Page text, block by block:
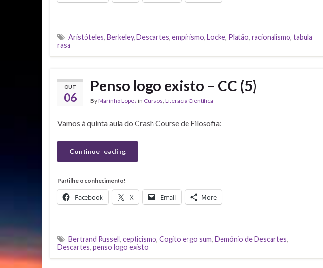
Aristóteles, Berkeley, Descartes, empirismo, Locke, Platão, racionalismo, tabula
rasa
OUT
06
Penso logo existo – CC (5)
ByMarinho Lopes in Cursos, Literacia Científica
Vamos à quinta aula do Crash Course de Filosofia:
Continue reading
Partilhe o conhecimento!
Facebook X Email More
Bertrand Russell, cepticismo, Cogito ergo sum, Demónio de Descartes,
Descartes, penso logo existo